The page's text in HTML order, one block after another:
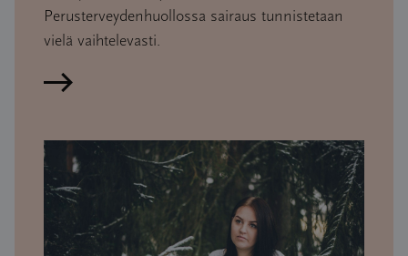
Perusterveydenhuollossa sairaus tunnistetaan
vielä vaihtelevasti.
Lue artikkeli